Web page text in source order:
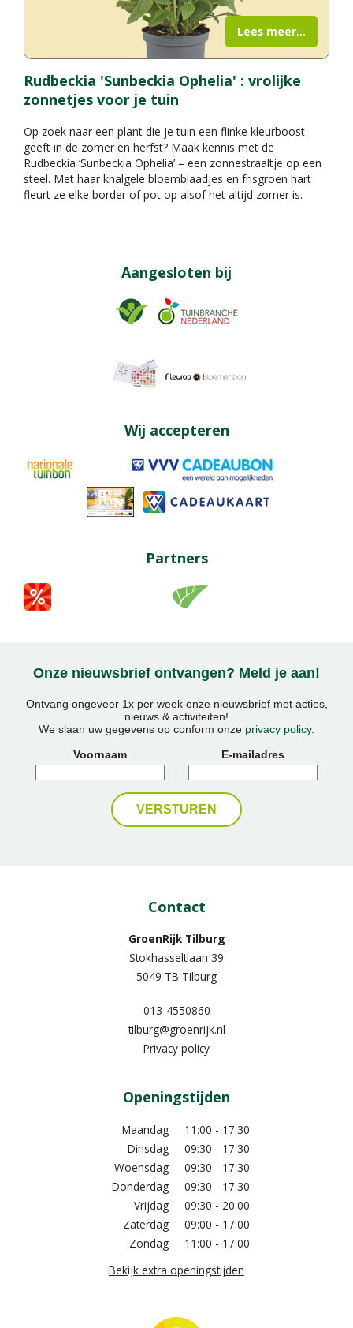
Rudbeckia 'Sunbeckia Ophelia' : vrolijke
zonnetjes voor je tuin
Op zoek naar een plant die je tuin een flinke kleurboost
geeft in de zomer en herfst? Maak kennis met de
Rudbeckia ‘Sunbeckia Ophelia’ – een zonnestraaltje op een
steel. Met haar knalgele bloemblaadjes en frisgroen hart
fleurt ze elke border of pot op alsof het altijd zomer is.
Lees meer...
Aangesloten bij
Wij accepteren
Partners
Onze nieuwsbrief ontvangen? Meld je aan!
Ontvang ongeveer 1x per week onze nieuwsbrief met acties,
nieuws & activiteiten!
We slaan uw gegevens op conform onze privacy policy.
Voornaam
E-mailadres
Contact
GroenRijk Tilburg
Stokhasseltlaan 39
5049 TB Tilburg
013-4550860
tilburg@groenrijk.nl
Privacy policy
Openingstijden
Maandag
11:00 - 17:30
Dinsdag
09:30 - 17:30
Woensdag
09:30 - 17:30
Donderdag
09:30 - 17:30
Vrijdag
09:30 - 20:00
Zaterdag
09:00 - 17:00
Zondag
11:00 - 17:00
Bekijk extra openingstijden